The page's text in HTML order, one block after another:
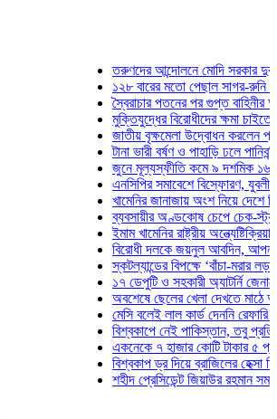
তরুণদের আন্দোলনে মোদি সরকার দুর্বল
১২৮ বারের মতো পেছাল সাগর-রুনি হত্যা
স্বৈরাচার পতনের পর গুপ্ত বাহিনীর
মুক্তিযুদ্ধের বিরোধীদের ক্ষমা চাইতে হবে:
জাতীয় বৃক্ষমেলা উদ্বোধন করলেন
টানা ভারী বর্ষণ ও পাহাড়ি ঢলে পানিবন্দি
জুনে মূল্যস্ফীতি কমে ৯ দশমিক ১৬ শতাংশ
এনসিপির সমাবেশে বিস্ফোরণ, যুবলীগের দুই
খামেনির জানাজায় অংশ নিয়ে দেশে
ব্যবসায়ীর অণ্ডকোষ চেপে চেক-স্ট্যাম্পে
ইমাম খামেনির রাষ্ট্রীয় অন্ত্যেষ্টিক্রিয়ায়
বিরোধী দলকে জয়নুল আবদিন, আপনারা ৭১
স্কটল্যান্ডের বিপক্ষে ‘বাঁচা-মরার লড়াইয়ে’
১৭ ডেপুটি ও সহকারী অ্যাটর্নি জেনারেলের
অবশেষে ছেলের খেলা দেখতে মাঠে আসছেন
মেসি বলেই লাল কার্ড দেননি রেফারি! ফাউল
বিশ্বকাপে নেই পাকিস্তান, তবু প্রতিটি
একনেকে ৭ হাজার কোটি টাকার ৫
বিশ্বকাপ ড্র দিয়ে ব্রাজিলের হেক্সা মিশন শুরু
শহীদ প্রেসিডেন্ট জিয়াউর রহমান সমাধিতে